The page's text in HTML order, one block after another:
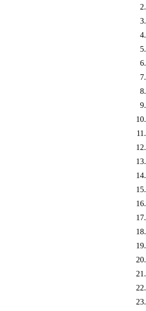
2.
3.
4.
5.
6.
7.
8.
9.
10.
11.
12.
13.
14.
15.
16.
17.
18.
19.
20.
21.
22.
23.